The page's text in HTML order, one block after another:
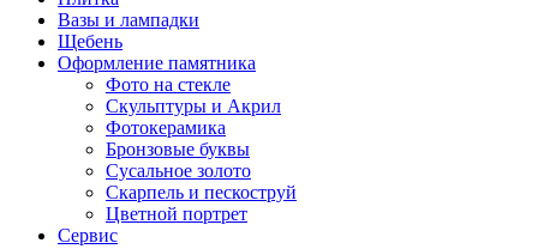
Вазы и лампадки
Щебень
Оформление памятника
Фото на стекле
Скульптуры и Акрил
Фотокерамика
Бронзовые буквы
Сусальное золото
Скарпель и пескоструй
Цветной портрет
Сервис